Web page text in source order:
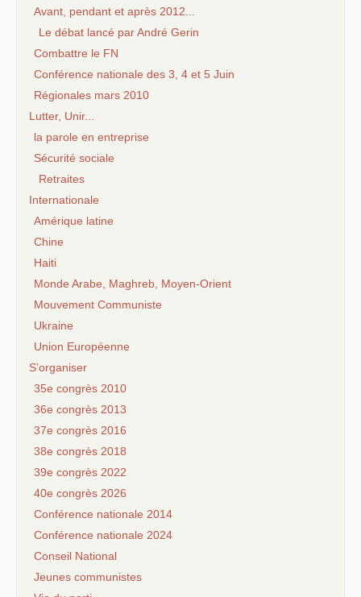
Avant, pendant et après 2012...
Le débat lancé par André Gerin
Combattre le FN
Conférence nationale des 3, 4 et 5 Juin
Régionales mars 2010
Lutter, Unir...
la parole en entreprise
Sécurité sociale
Retraites
Internationale
Amérique latine
Chine
Haiti
Monde Arabe, Maghreb, Moyen-Orient
Mouvement Communiste
Ukraine
Union Européenne
S’organiser
35e congrès 2010
36e congrès 2013
37e congrès 2016
38e congrès 2018
39e congrès 2022
40e congrès 2026
Conférence nationale 2014
Conférence nationale 2024
Conseil National
Jeunes communistes